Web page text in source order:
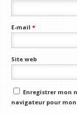
E-mail*
Site web
Enregistrer mon
navigateur pour